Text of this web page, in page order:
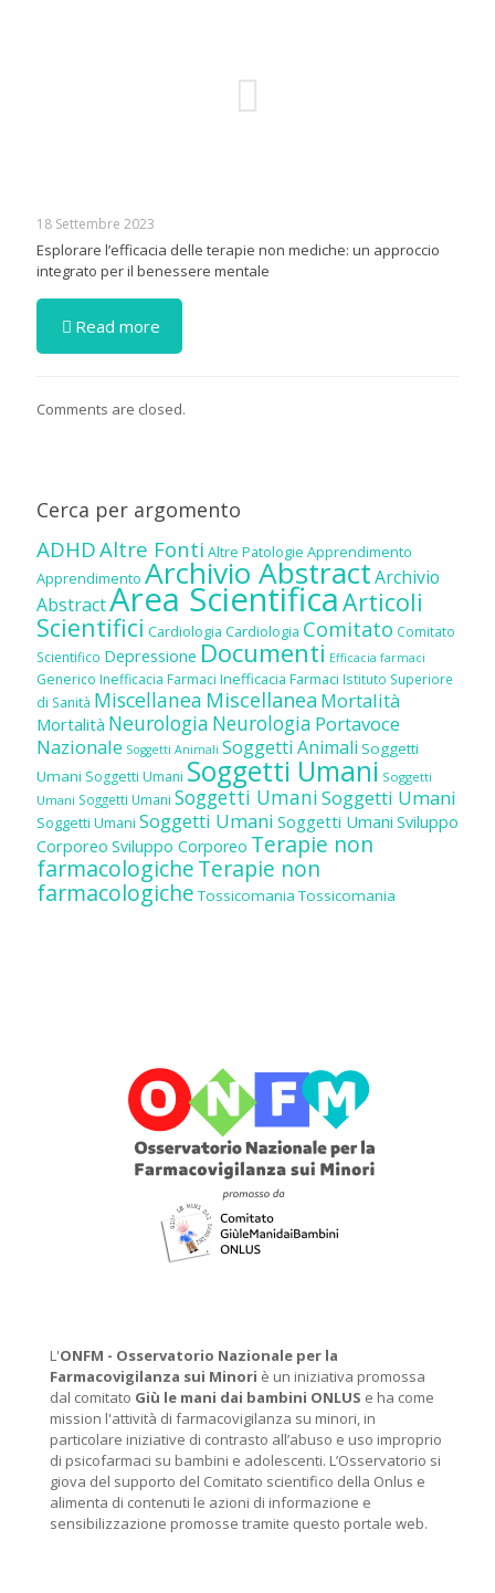
18 Settembre 2023
Esplorare l’efficacia delle terapie non mediche: un approccio
integrato per il benessere mentale
Read more
Comments are closed.
Cerca per argomento
ADHDAltre Fonti Altre Patologie Apprendimento
Apprendimento Archivio AbstractArchivio
AbstractArea ScientificaArticoli
Scientifici Cardiologia Cardiologia Comitato Comitato
Scientifico Depressione Documenti Efficacia farmaci
Generico Inefficacia Farmaci Inefficacia Farmaci Istituto Superiore
di Sanità Miscellanea Miscellanea Mortalità
Mortalità Neurologia Neurologia Portavoce
Nazionale Soggetti Animali Soggetti Animali Soggetti
Umani Soggetti Umani Soggetti Umani Soggetti
Umani Soggetti Umani Soggetti UmaniSoggetti Umani
Soggetti Umani Soggetti Umani Soggetti Umani Sviluppo
Corporeo Sviluppo Corporeo Terapie non
farmacologicheTerapie non
farmacologiche Tossicomania Tossicomania
L'ONFM - Osservatorio Nazionale per la
Farmacovigilanza sui Minori è un iniziativa promossa
dal comitato Giù le mani dai bambini ONLUS e ha come
mission l'attività di farmacovigilanza su minori, in
particolare iniziative di contrasto all’abuso e uso improprio
di psicofarmaci su bambini e adolescenti. L’Osservatorio si
giova del supporto del Comitato scientifico della Onlus e
alimenta di contenuti le azioni di informazione e
sensibilizzazione promosse tramite questo portale web.